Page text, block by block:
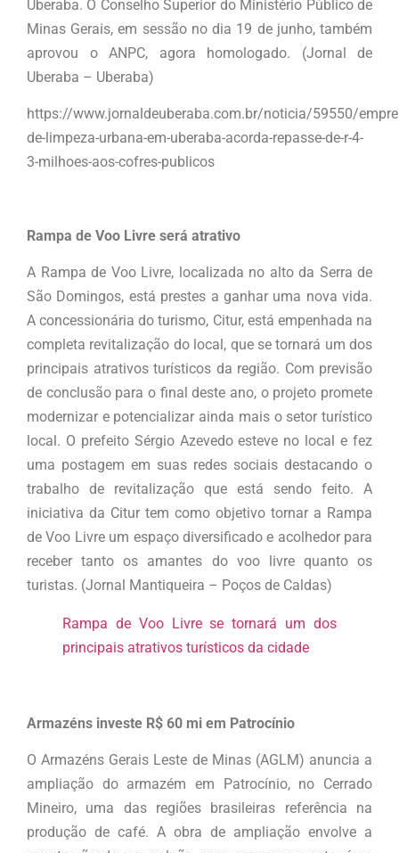
Uberaba. O Conselho Superior do Ministério Público de
Minas Gerais, em sessão no dia 19 de junho, também
aprovou o ANPC, agora homologado. (Jornal de
Uberaba – Uberaba)
https://www.jornaldeuberaba.com.br/noticia/59550/
de-limpeza-urbana-em-uberaba-acorda-repasse-de-r-4-
3-milhoes-aos-cofres-publicos
Rampa de Voo Livre será atrativo
A Rampa de Voo Livre, localizada no alto da Serra de
São Domingos, está prestes a ganhar uma nova vida.
A concessionária do turismo, Citur, está empenhada na
completa revitalização do local, que se tornará um dos
principais atrativos turísticos da região. Com previsão
de conclusão para o final deste ano, o projeto promete
modernizar e potencializar ainda mais o setor turístico
local. O prefeito Sérgio Azevedo esteve no local e fez
uma postagem em suas redes sociais destacando o
trabalho de revitalização que está sendo feito. A
iniciativa da Citur tem como objetivo tornar a Rampa
de Voo Livre um espaço diversificado e acolhedor para
receber tanto os amantes do voo livre quanto os
turistas. (Jornal Mantiqueira – Poços de Caldas)
Rampa de Voo Livre se tornará um dos
principais atrativos turísticos da cidade
Armazéns investe R$ 60 mi em Patrocínio
O Armazéns Gerais Leste de Minas (AGLM) anuncia a
ampliação do armazém em Patrocínio, no Cerrado
Mineiro, uma das regiões brasileiras referência na
produção de café. A obra de ampliação envolve a